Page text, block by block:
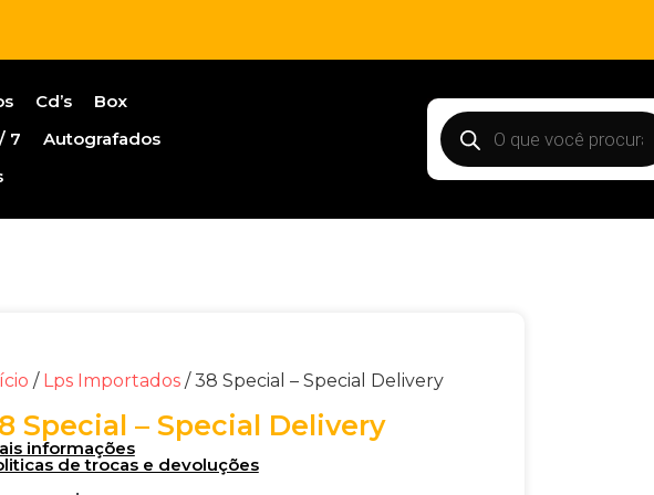
Cd’s
Box
7
Autografados
/ Lps Importados/ 38 Special – Special Delivery
Special – Special Delivery
informações
de trocas e devoluções